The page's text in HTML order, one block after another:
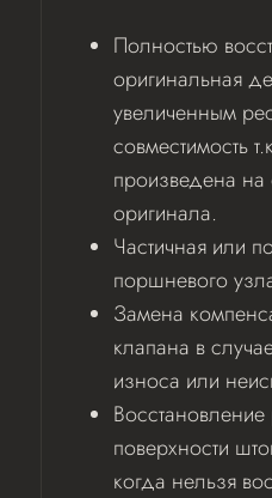
Полностью
оригинальная
увеличенным
совместимость
произведена на
оригинала.
Частичная или
поршневого
Замена
клапана в
износа или
поверхности
когда нельзя